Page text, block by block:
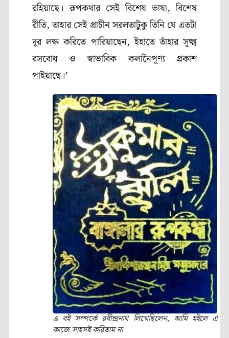
রহিয়াছে। রূপকথার সেই বিশেষ ভাষা,বিশেষ
রীতি,তাহার সেই প্রাচীন সরলতাটুকু তিনি যে এতটা
দূর লক্ষ করিতে পারিয়াছেন,ইহাতে তাঁহার সূক্ষ্ম
রসবোধ ও স্বাভাবিক কলানৈপূণ্য প্রকাশ
পাইয়াছে।’
এ বই সম্পর্কে রবীন্দ্রনাথ লিখেছিলেন, আমি হইলে এ
কাজে সাহসই করিতাম না